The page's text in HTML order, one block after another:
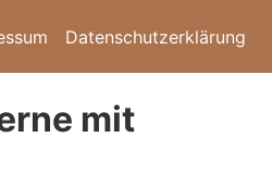
Datenschutzerklärung
mit